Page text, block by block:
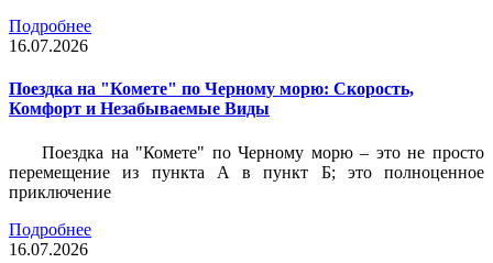
Подробнее
16.07.2026
Поездка на "Комете" по Черному морю: Скорость,
Комфорт и Незабываемые Виды
Поездка на "Комете" по Черному морю – это не просто
перемещение из пункта А в пункт Б; это полноценное
приключение
Подробнее
16.07.2026